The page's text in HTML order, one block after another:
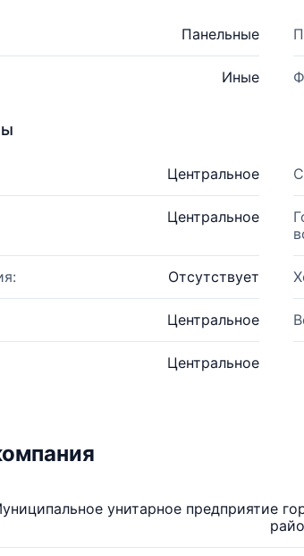
Панельные
Иные
Центральное
Центральное
Отсутствует
Центральное
Центральное
унитарное предприятие